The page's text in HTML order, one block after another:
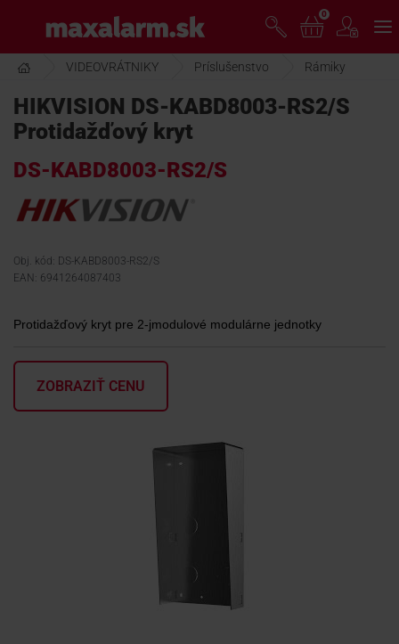
hlavnému
obsahu
www.maxalarm.sk
AKCIA MESIACA
PRODUKTY
SPOLOČNOSŤ
ŠKOLENIE
PODPORA
0
VIDEOVRÁTNIKY Príslušenstvo Rámiky
HIKVISION DS-KABD8003-RS2/S
Protidažďový kryt
DS-KABD8003-RS2/S
Obj. kód: DS-KABD8003-RS2/S
EAN: 6941264087403
Protidažďový kryt pre 2-jmodulové modulárne jednotky
ZOBRAZIŤ CENU